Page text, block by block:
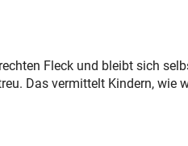
Fleck und bleibt sich
Das vermittelt Kindern, wie